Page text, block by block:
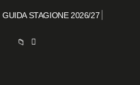
GUIDA STAGIONE 2026/27
📁